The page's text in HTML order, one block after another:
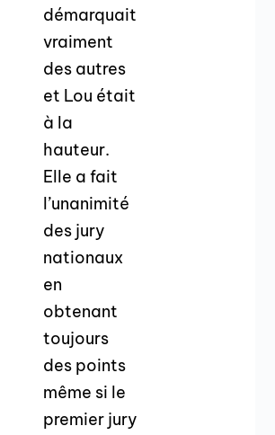
démarquait
vraiment
des autres
et Lou était
à la
hauteur.
Elle a fait
l’unanimité
des jury
nationaux
en
obtenant
toujours
des points
même si le
premier jury